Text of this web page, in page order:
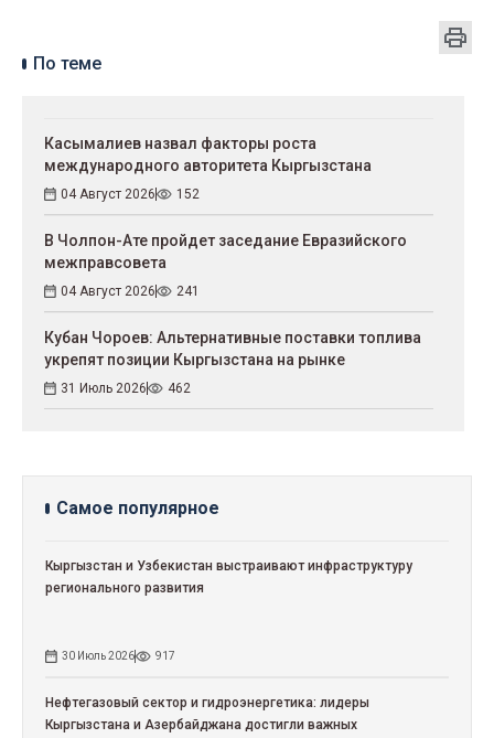
По теме
Касымалиев назвал факторы роста
международного авторитета Кыргызстана
04 Август 2026 152
В Чолпон-Ате пройдет заседание Евразийского
межправсовета
04 Август 2026 241
Кубан Чороев: Альтернативные поставки топлива
укрепят позиции Кыргызстана на рынке
31 Июль 2026 462
Самое популярное
Кыргызстан и Узбекистан выстраивают инфраструктуру
регионального развития
30 Июль 2026 917
Нефтегазовый сектор и гидроэнергетика: лидеры
Кыргызстана и Азербайджана достигли важных